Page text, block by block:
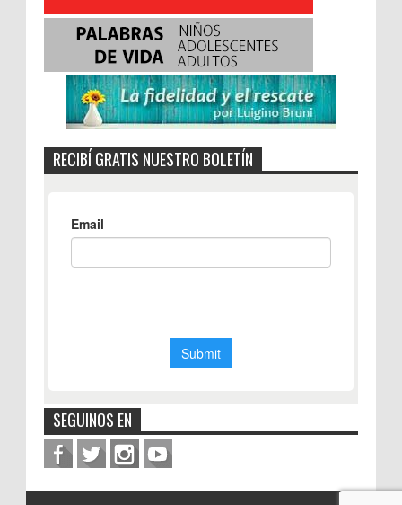
RECIBÍ GRATIS NUESTRO BOLETÍN
SEGUINOS EN